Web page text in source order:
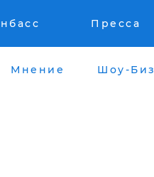
Пресса
Мнение Шоу-Биз